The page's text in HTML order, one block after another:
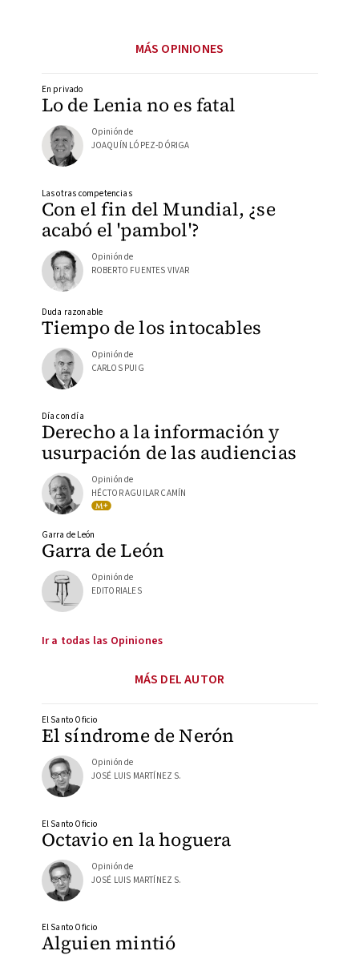
MÁS OPINIONES
Lo de Lenia no es fatal
En privado
Opinión de
JOAQUÍN LÓPEZ-DÓRIGA
Con el fin del Mundial, ¿se
acabó el 'pambol'?
Las otras competencias
Opinión de
ROBERTO FUENTES VIVAR
Tiempo de los intocables
Duda razonable
Opinión de
CARLOS PUIG
Derecho a la información y
usurpación de las audiencias
Día con día
Opinión de
HÉCTOR AGUILAR CAMÍN
Garra de León
Garra de León
Opinión de
EDITORIALES
Ir a todas las Opiniones
MÁS DEL AUTOR
El síndrome de Nerón
El Santo Oficio
Opinión de
JOSÉ LUIS MARTÍNEZ S.
Octavio en la hoguera
El Santo Oficio
Opinión de
JOSÉ LUIS MARTÍNEZ S.
Alguien mintió
El Santo Oficio